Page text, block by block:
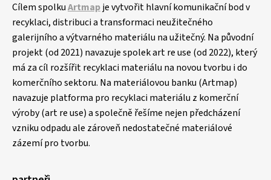
Cílem spolkuArtmapje vytvořit hlavní komunikační bod v
recyklaci, distribuci a transformaci neužitečného
galerijního a výtvarného materiálu na užitečný. Na původní
projekt (od 2021) navazuje spolek art re use (od 2022), který
má za cíl rozšířit recyklaci materiálu na novou tvorbu i do
komerčního sektoru. Na materiálovou banku (Artmap)
navazuje platforma pro recyklaci materiálu z komerční
výroby (art re use) a společně řešíme nejen předcházení
vzniku odpadu ale zároveň nedostatečné materiálové
zázemí pro tvorbu.